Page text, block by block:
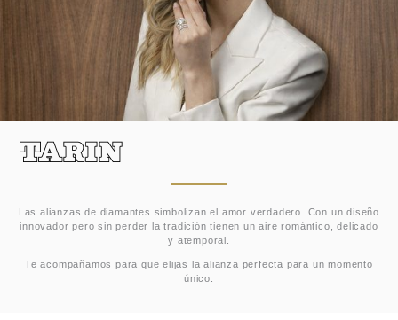
innovador pero sin perder la tradición tienen un aire romántico, delicado
y atemporal.
Te acompañamos para que elijas la alianza perfecta para un momento
único.